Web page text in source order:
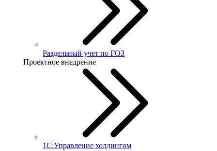
Раздельный учет по ГОЗ
Проектное внедрение
1С:Управление холдингом